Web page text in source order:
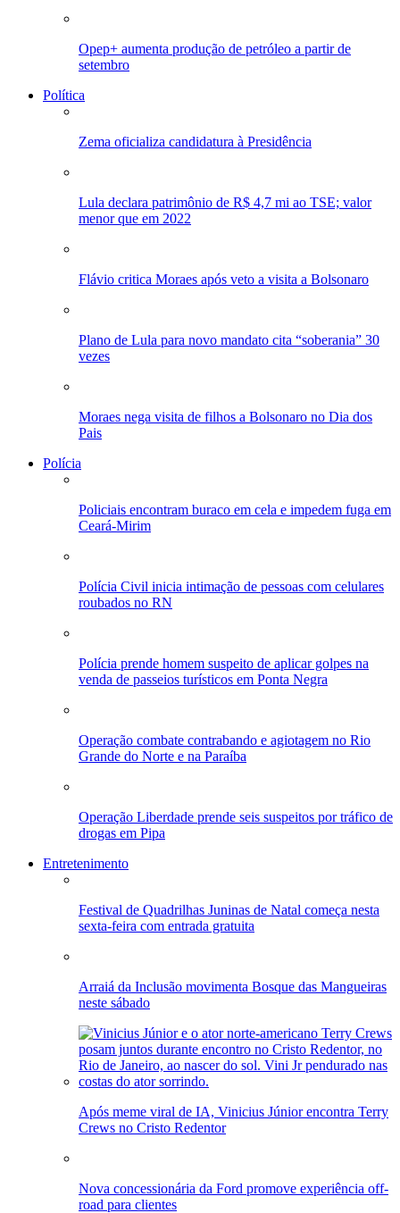
Opep+ aumenta produção de petróleo a partir de
setembro
Política
Zema oficializa candidatura à Presidência
Lula declara patrimônio de R$ 4,7 mi ao TSE; valor
menor que em 2022
Flávio critica Moraes após veto a visita a Bolsonaro
Plano de Lula para novo mandato cita “soberania” 30
vezes
Moraes nega visita de filhos a Bolsonaro no Dia dos
Pais
Polícia
Policiais encontram buraco em cela e impedem fuga em
Ceará-Mirim
Polícia Civil inicia intimação de pessoas com celulares
roubados no RN
Polícia prende homem suspeito de aplicar golpes na
venda de passeios turísticos em Ponta Negra
Operação combate contrabando e agiotagem no Rio
Grande do Norte e na Paraíba
Operação Liberdade prende seis suspeitos por tráfico de
drogas em Pipa
Entretenimento
Festival de Quadrilhas Juninas de Natal começa nesta
sexta-feira com entrada gratuita
Arraiá da Inclusão movimenta Bosque das Mangueiras
neste sábado
Após meme viral de IA, Vinicius Júnior encontra Terry
Crews no Cristo Redentor
Nova concessionária da Ford promove experiência off-
road para clientes